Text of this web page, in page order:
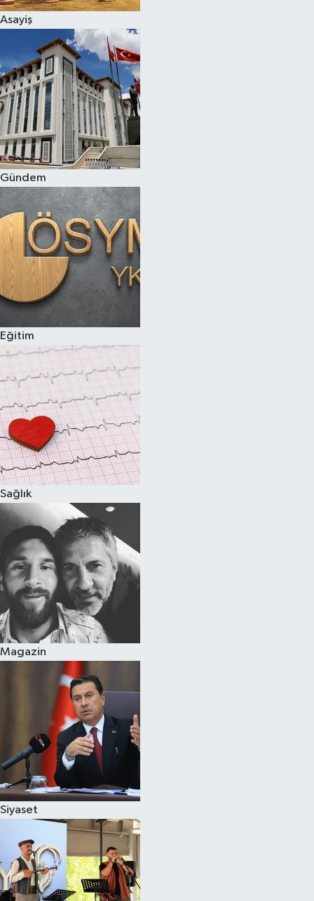
Asayiş
Gündem
Eğitim
Sağlık
Magazin
Siyaset